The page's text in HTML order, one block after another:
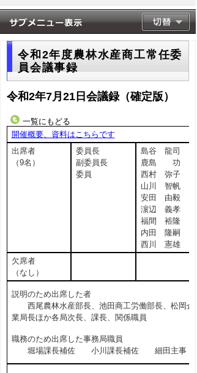
令和2年度農林水産商工常任委
員会議事録
令和2年7月21日会議録（確定版）
一覧にもどる
開催概要、資料はこちらです
出席者
（9名）
委員長
副委員長
委員
島谷 龍司
鹿島 功
西村 弥子
山川 智帆
安田 由毅
濵辺 義孝
福間 裕隆
内田 隆嗣
西川 憲雄
欠席者
（なし）
説明のため出席した者
西尾農林水産部長、池田商工労働部長、松岡企
業局長ほか各局次長、課長、関係職員
職務のため出席した事務局職員
堀場課長補佐 小川課長補佐 細田主事